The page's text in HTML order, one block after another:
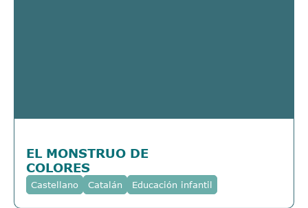
EL MONSTRUO DE
COLORES
Castellano Catalán Educación infantil